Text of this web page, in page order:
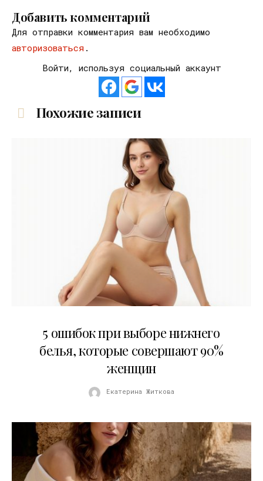
Добавить комментарий
Для отправки комментария вам необходимо
авторизоваться .
Войти, используя социальный аккаунт
Похожие записи
5 ошибок при выборе нижнего
белья, которые совершают 90%
женщин
Екатерина Житкова